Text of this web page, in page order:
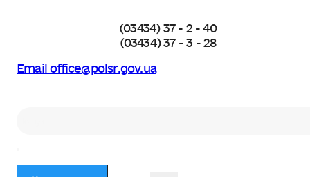
(03434) 37 - 2 - 40
(03434) 37 - 3 - 28
Email office@polsr.gov.ua